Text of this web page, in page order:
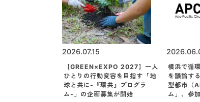
2026.07.15
【GREEN×EXPO 2027】一人
ひとりの行動変容を目指す「地
球と共に-『環共』プログラ
ム-」の企画募集が開始
横浜で循
を議論す
型都市（
ム」、参